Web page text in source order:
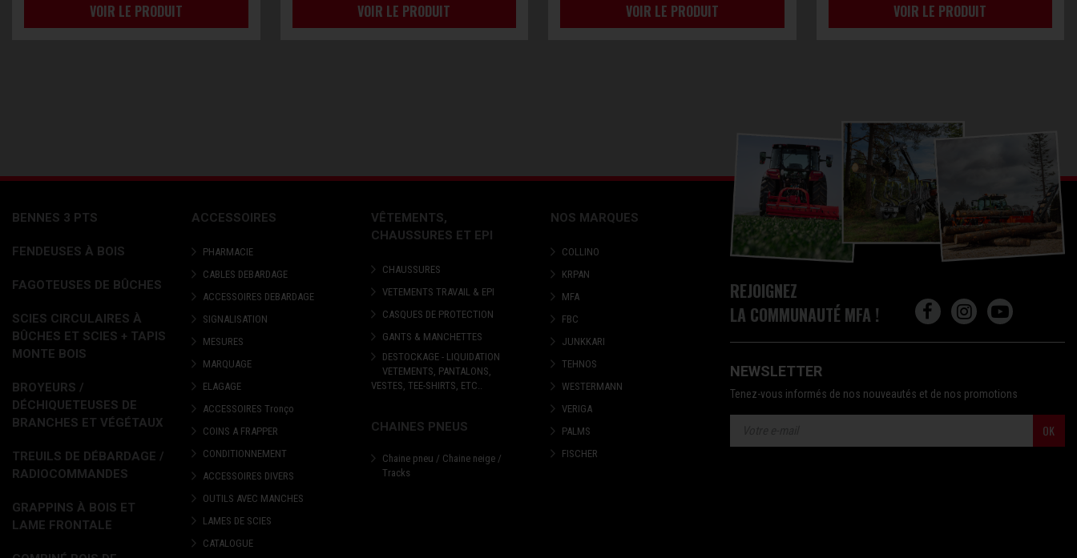
VOIR LE PRODUIT VOIR LE PRODUIT VOIR LE PRODUIT VOIR LE PRODUIT
BENNES 3 PTS
FENDEUSES À BOIS
FAGOTEUSES DE BÛCHES
SCIES CIRCULAIRES À
BÛCHES ET SCIES + TAPIS
MONTE BOIS
BROYEURS /
DÉCHIQUETEUSES DE
BRANCHES ET VÉGÉTAUX
TREUILS DE DÉBARDAGE /
RADIOCOMMANDES
GRAPPINS À BOIS ET
LAME FRONTALE
ACCESSOIRES
PHARMACIE
CABLES DEBARDAGE
ACCESSOIRES DEBARDAGE
SIGNALISATION
MESURES
MARQUAGE
ELAGAGE
ACCESSOIRES Tronço
COINS A FRAPPER
CONDITIONNEMENT
ACCESSOIRES DIVERS
OUTILS AVEC MANCHES
LAMES DE SCIES
CATALOGUE
VÊTEMENTS,
CHAUSSURES ET EPI
CHAUSSURES
VETEMENTS TRAVAIL & EPI
CASQUES DE PROTECTION
GANTS & MANCHETTES
DESTOCKAGE - LIQUIDATION
VETEMENTS, PANTALONS,
VESTES, TEE-SHIRTS, ETC..
CHAINES PNEUS
Chaine pneu / Chaine neige /
Tracks
NOS MARQUES
COLLINO
KRPAN
MFA
FBC
JUNKKARI
TEHNOS
WESTERMANN
VERIGA
PALMS
FISCHER
REJOIGNEZ
LA COMMUNAUTÉ MFA !
NEWSLETTER
Tenez-vous informés de nos nouveautés et de nos promotions
OK